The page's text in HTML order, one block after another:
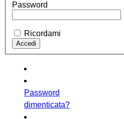
Password
Ricordami
Password
dimenticata?